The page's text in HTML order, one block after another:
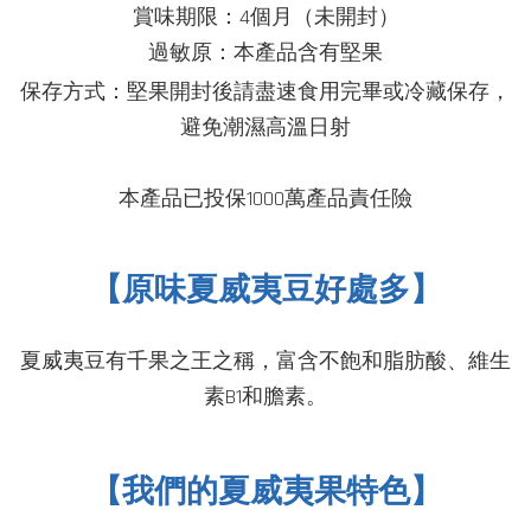
賞味期限：4個月（未開封）
過敏原：本產品含有堅果
保存方式： 堅果開封後請盡速食用完畢或冷藏保存，
避免潮濕高溫日射
本產品已投保1000萬產品責任險
【原味夏威夷豆好處多】
夏威夷豆有千果之王之稱，富含不飽和脂肪酸、維生
素B1和膽素。
【我們的夏威夷果特色】